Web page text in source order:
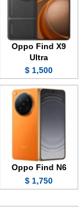
Oppo Find X9
Ultra
1,500 $
Oppo Find N6
1,750 $